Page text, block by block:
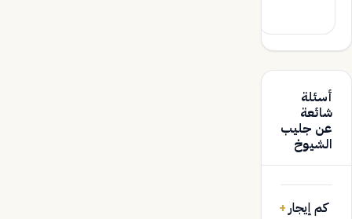
أسئلة
شائعة
عن جليب
الشيوخ
كم إيجار+